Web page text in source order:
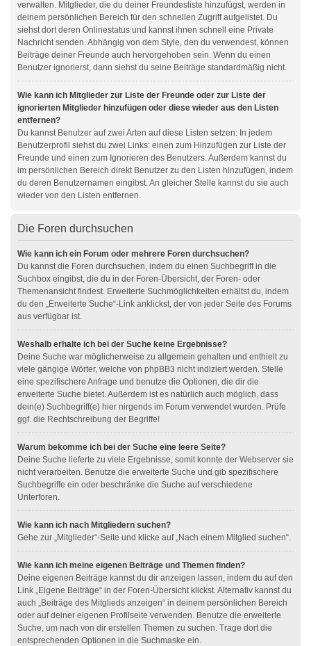
verwalten. Mitglieder, die du deiner Freundesliste hinzufügst, werden in
deinem persönlichen Bereich für den schnellen Zugriff aufgelistet. Du
siehst dort deren Onlinestatus und kannst ihnen schnell eine Private
Nachricht senden. Abhängig von dem Style, den du verwendest, können
Beiträge deiner Freunde auch hervorgehoben sein. Wenn du einen
Benutzer ignorierst, dann siehst du seine Beiträge standardmäßig nicht.
Wie kann ich Mitglieder zur Liste der Freunde oder zur Liste der
ignorierten Mitglieder hinzufügen oder diese wieder aus den Listen
entfernen?
Du kannst Benutzer auf zwei Arten auf diese Listen setzen: In jedem
Benutzerprofil siehst du zwei Links: einen zum Hinzufügen zur Liste der
Freunde und einen zum Ignorieren des Benutzers. Außerdem kannst du
im persönlichen Bereich direkt Benutzer zu den Listen hinzufügen, indem
du deren Benutzernamen eingibst. An gleicher Stelle kannst du sie auch
wieder von den Listen entfernen.
Die Foren durchsuchen
Wie kann ich ein Forum oder mehrere Foren durchsuchen?
Du kannst die Foren durchsuchen, indem du einen Suchbegriff in die
Suchbox eingibst, die du in der Foren-Übersicht, der Foren- oder
Themenansicht findest. Erweiterte Suchmöglichkeiten erhältst du, indem
du den „Erweiterte Suche“-Link anklickst, der von jeder Seite des Forums
aus verfügbar ist.
Weshalb erhalte ich bei der Suche keine Ergebnisse?
Deine Suche war möglicherweise zu allgemein gehalten und enthielt zu
viele gängige Wörter, welche von phpBB3 nicht indiziert werden. Stelle
eine spezifischere Anfrage und benutze die Optionen, die dir die
erweiterte Suche bietet. Außerdem ist es natürlich auch möglich, dass
dein(e) Suchbegriff(e) hier nirgends im Forum verwendet wurden. Prüfe
ggf. die Rechtschreibung der Begriffe!
Warum bekomme ich bei der Suche eine leere Seite?
Deine Suche lieferte zu viele Ergebnisse, somit konnte der Webserver sie
nicht verarbeiten. Benutze die erweiterte Suche und gib spezifischere
Suchbegriffe ein oder beschränke die Suche auf verschiedene
Unterforen.
Wie kann ich nach Mitgliedern suchen?
Gehe zur „Mitglieder“-Seite und klicke auf „Nach einem Mitglied suchen“.
Wie kann ich meine eigenen Beiträge und Themen finden?
Deine eigenen Beiträge kannst du dir anzeigen lassen, indem du auf den
Link „Eigene Beiträge“ in der Foren-Übersicht klickst. Alternativ kannst du
auch „Beiträge des Mitglieds anzeigen“ in deinem persönlichen Bereich
oder auf deiner eigenen Profilseite verwenden. Benutze die erweiterte
Suche, um nach von dir erstellen Themen zu suchen. Trage dort die
entsprechenden Optionen in die Suchmaske ein.